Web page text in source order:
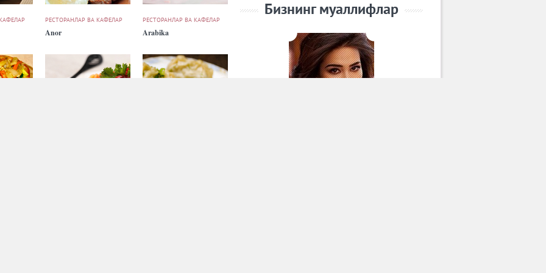
РЕСТОРАНЛАР ВА КАФЕЛАР
Anor
РЕСТОРАНЛАР ВА КАФЕЛАР
Arabika
Бизнинг муаллифлар